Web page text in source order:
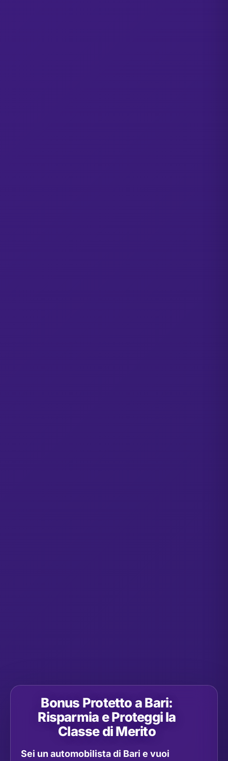
Bonus Protetto a Bari:
Risparmia e Proteggi la
Classe di Merito
Sei un automobilista di Bari e vuoi